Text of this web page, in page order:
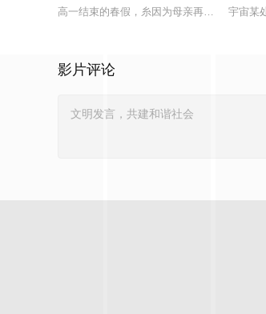
高一结束的春假，糸因为母亲再婚而搬家。
宇宙某
影片评论